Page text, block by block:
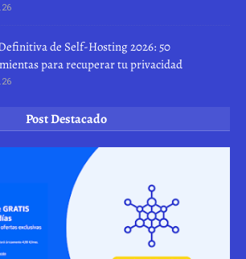
de Self-Hosting 2026: 50
para recuperar tu privacidad
Post Destacado